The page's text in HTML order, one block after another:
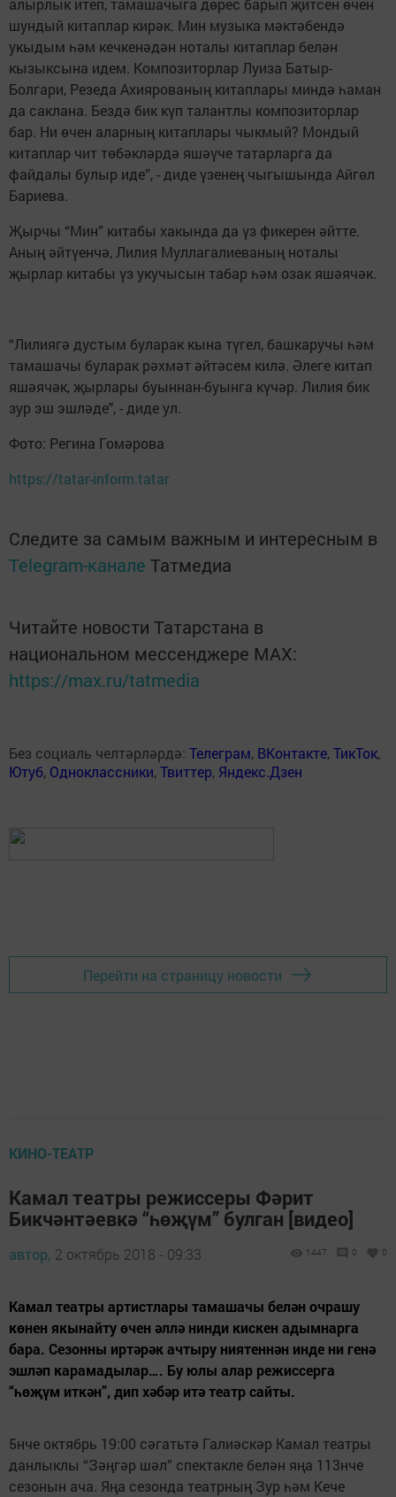
алырлык итеп, тамашачыга дөрес барып җитсен өчен
шундый китаплар кирәк. Мин музыка мәктәбендә
укыдым һәм кечкенәдән ноталы китаплар белән
кызыксына идем. Композиторлар Луиза Батыр-
Болгари, Резеда Ахиярованың китаплары миндә һаман
да саклана. Бездә бик күп талантлы композиторлар
бар. Ни өчен аларның китаплары чыкмый? Мондый
китаплар чит төбәкләрдә яшәүче татарларга да
файдалы булыр иде”, - диде үзенең чыгышында Айгөл
Бариева.
Җырчы “Мин” китабы хакында да үз фикерен әйтте.
Аның әйтүенчә, Лилия Муллагалиеваның ноталы
җырлар китабы үз укучысын табар һәм озак яшәячәк.
“Лилиягә дустым буларак кына түгел, башкаручы һәм
тамашачы буларак рәхмәт әйтәсем килә. Әлеге китап
яшәячәк, җырлары буыннан-буынга күчәр. Лилия бик
зур эш эшләде", - диде ул.
Фото: Регина Гомәрова
https://tatar-inform.tatar
Следите за самым важным и интересным в
Telegram-канале Татмедиа
Читайте новости Татарстана в
национальном мессенджере MАХ:
https://max.ru/tatmedia
Без социаль челтәрләрдә: Телеграм, ВКонтакте,ТикТок,
Ютуб, Одноклассники,Твиттер, Яндекс.Дзен
Перейти на страницу новости
КИНО-ТЕАТР
Камал театры режиссеры Фәрит
Бикчәнтәевкә “һөҗүм” булган [видео]
автор, 2 октябрь 2018 - 09:33 1447 0 0
Камал театры артистлары тамашачы белән очрашу
көнен якынайту өчен әллә нинди кискен адымнарга
бара. Сезонны иртәрәк ачтыру ниятеннән инде ни генә
эшләп карамадылар…. Бу юлы алар режиссерга
“һөҗүм иткән”, дип хәбәр итә театр сайты.
5нче октябрь 19:00 сәгатьтә Галиәскәр Камал театры
данлыклы “Зәңгәр шәл” спектакле белән яңа 113нче
сезонын ача. Яңа сезонда театрның Зур һәм Кече